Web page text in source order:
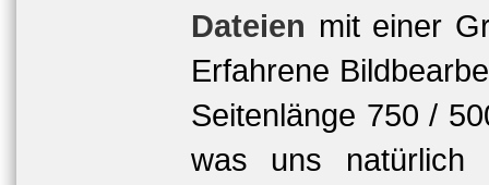
Dateien mit einer
Erfahrene
Seitenlänge 750 /
was uns natürlich